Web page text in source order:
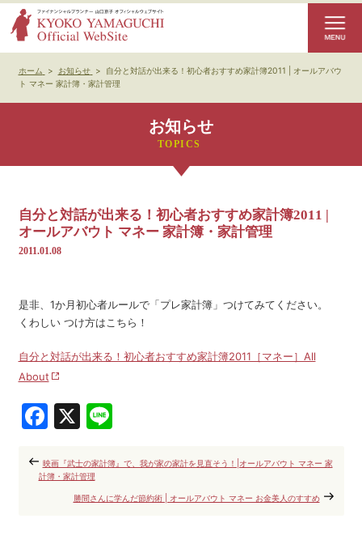
ホーム > お知らせ >
自分と対話が出来る！初心者おすすめ家計簿2011 | オールアバウ
ト マネー 家計簿・家計管理
お知らせ
自分と対話が出来る！初心者おすすめ家計簿2011 |
オールアバウト マネー 家計簿・家計管理
2011.01.08
是非、1か月初心者ルールで「プレ家計簿」つけてみてください。
くわしい つけ方はこちら！
自分と対話が出来る！初心者おすすめ家計簿2011［マネー］All
About
Facebook
X Line
映画『武士の家計簿』で、我が家の家計を見直そう！|オールアバウト マネー 家
計簿・家計管理
勝間さんに学んだ節約術 | オールアバウト マネー お金美人のすすめ